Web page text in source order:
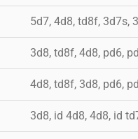
5d7, 4d8, td8f, 3d7s,
3d8, td8f, 4d8, pd6,
4d8, td8f, 3d8, pd6,
3d8, id 4d8, 4d8, id